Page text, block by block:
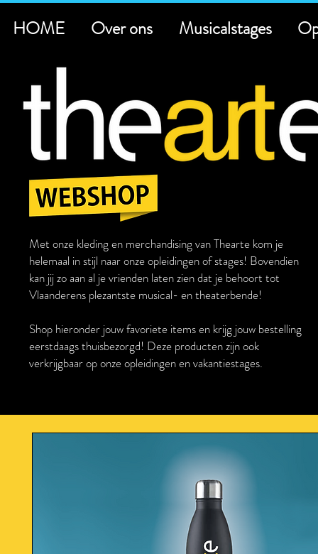
HOME
Over ons Musicalstages
Met onze kleding en merchandising van Thearte kom je
helemaal in stijl naar onze opleidingen of stages! Bovendien
kan jij zo aan al je vrienden laten zien dat je behoort tot
Vlaanderens plezantste musical- en theaterbende!
Shop hieronder jouw favoriete items en krijg jouw bestelling
eerstdaags thuisbezorgd! Deze producten zijn ook
verkrijgbaar op onze opleidingen en vakantiestages.